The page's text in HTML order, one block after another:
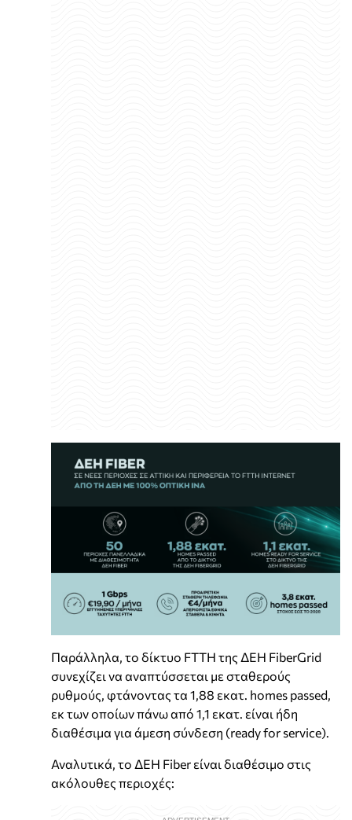
Παράλληλα, το δίκτυο FTTH της ΔΕΗ FiberGrid
συνεχίζει να αναπτύσσεται με σταθερούς
ρυθμούς, φτάνοντας τα 1,88 εκατ. homes passed,
εκ των οποίων πάνω από 1,1 εκατ. είναι ήδη
διαθέσιμα για άμεση σύνδεση (ready for service).
Αναλυτικά, το ΔΕΗ Fiber είναι διαθέσιμο στις
ακόλουθες περιοχές: